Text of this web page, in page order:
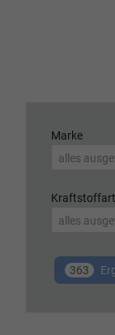
Marke
alles
Kraftstoffart
alles
363